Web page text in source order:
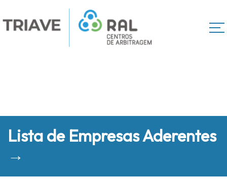
Lista de Empresas Aderentes
→